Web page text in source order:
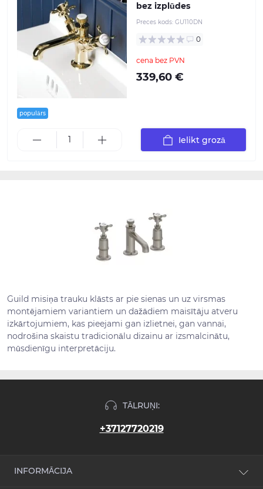
populārs
bez izplūdes
Preces kods: GU110DN
0
cena bez PVN
339,60 €
Ielikt grozā
Guild misiņa trauku klāsts ar pie sienas un uz virsmas
montējamiem variantiem un dažādiem maisītāju atveru
izkārtojumiem, kas pieejami gan izlietnei, gan vannai,
nodrošina skaistu tradicionālu dizainu ar izsmalcinātu,
mūsdienīgu interpretāciju.
TĀLRUŅI:
+37127720219
INFORMĀCIJA